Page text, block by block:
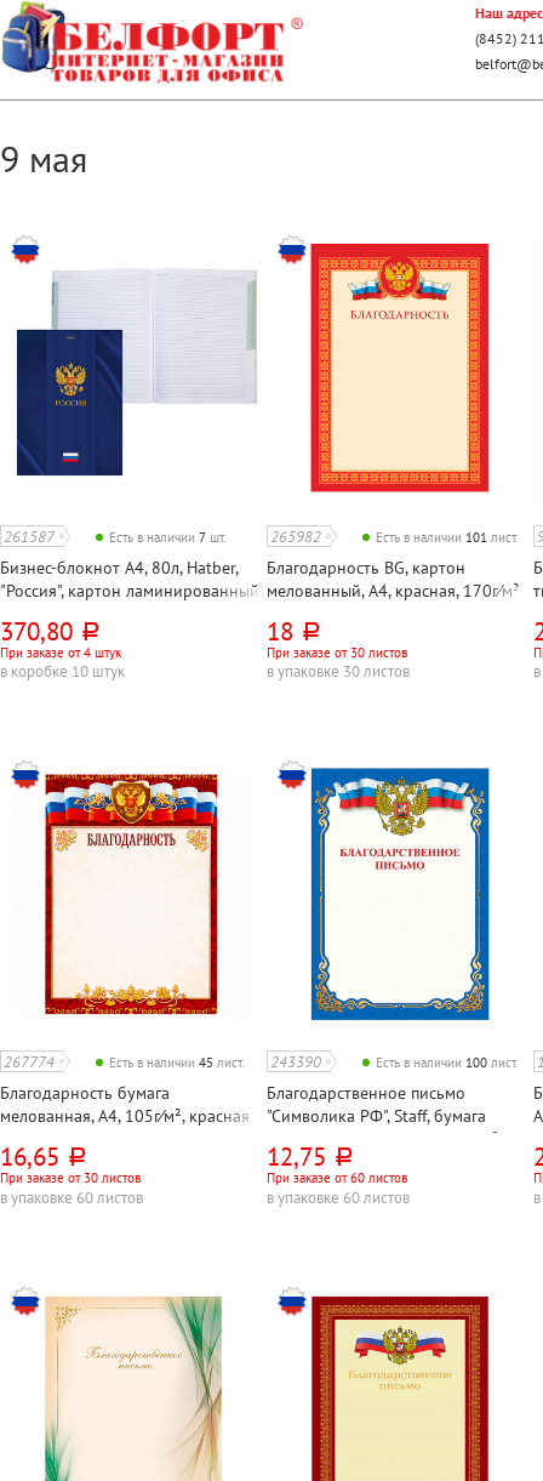
Наш
(8452)
9 мая
261587 Есть в наличии 7 шт.
Бизнес-блокнот А4, 80л, Hatber,
"Россия", картон ламинированный,
цветной, глянцевый, 5-цв. блок
370,80 руб.
При заказе от 4 штук
в коробке 10 штук
265982 Есть в наличии 101 лист.
Благодарность BG, картон
мелованный, А4, красная, 170г⁄м²
18 руб.
При заказе от 30 листов
в упаковке 30 листов
267774 Есть в наличии 45 лист.
Благодарность бумага
мелованная, А4, 105г⁄м², красная
16,65 руб.
При заказе от 30 листов
в упаковке 60 листов
243390 Есть в наличии 100 лист.
Благодарственное письмо
"Символика РФ", Staff, бумага
мелованная, А4, синее, 115г⁄м²
12,75 руб.
При заказе от 60 листов
в упаковке 60 листов